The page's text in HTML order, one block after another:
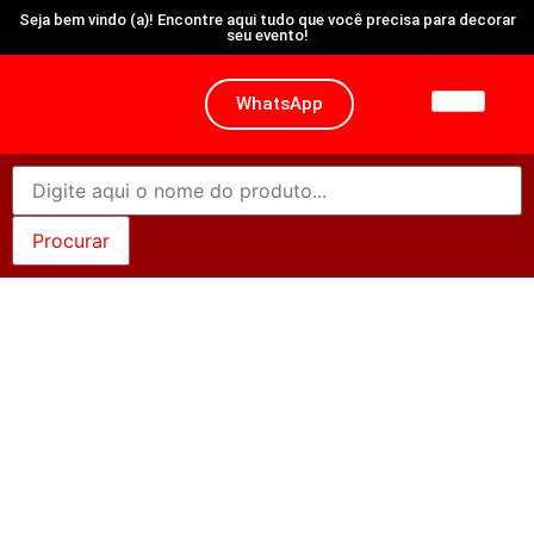
Seja bem vindo (a)! Encontre aqui tudo que você precisa para decorar
seu evento!
WhatsApp